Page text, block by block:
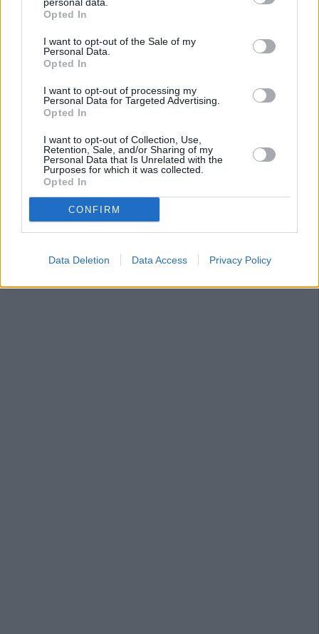
Opted In
I want to opt-out of the Sale of my
Personal Data.
Opted In
I want to opt-out of processing my
Personal Data for Targeted Advertising.
Opted In
I want to opt-out of Collection, Use,
Retention, Sale, and/or Sharing of my
Personal Data that Is Unrelated with the
Purposes for which it was collected.
Opted In
CONFIRM
Data Deletion Data Access Privacy Policy
quien señala que la puesta en escena y sus conciertos en
entrar en comunicación con el público, de cantar juntos,
de emocionarnos juntos... Todo el trabajo que hacemos se
de energía. Es nuestro concierto, el del público y mío. Por
eso, nadie debe perdérselo”, concluye la cantante
alcalaína Amparo Sánchez.